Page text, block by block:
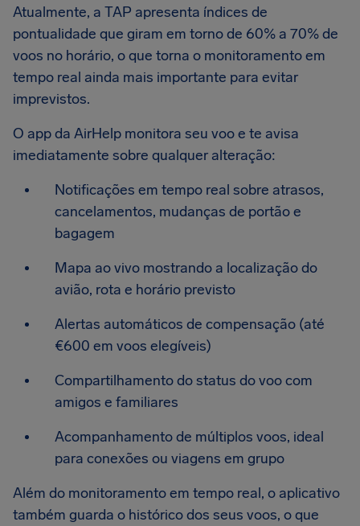
Atualmente, a TAP apresenta índices de
pontualidade que giram em torno de 60% a 70% de
voos no horário, o que torna o monitoramento em
tempo real ainda mais importante para evitar
imprevistos.
O app da AirHelp monitora seu voo e te avisa
imediatamente sobre qualquer alteração:
Notificações em tempo real sobre atrasos,
cancelamentos, mudanças de portão e
bagagem
Mapa ao vivo mostrando a localização do
avião, rota e horário previsto
Alertas automáticos de compensação (até
€600 em voos elegíveis)
Compartilhamento do status do voo com
amigos e familiares
Acompanhamento de múltiplos voos, ideal
para conexões ou viagens em grupo
Além do monitoramento em tempo real, o aplicativo
também guarda o histórico dos seus voos, o que